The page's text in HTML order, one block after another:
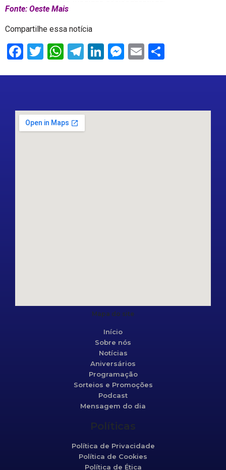
Fonte: Oeste Mais
Compartilhe essa notícia
Facebook
Twitter
WhatsApp
Telegram
LinkedIn
Messenger
Email
Mapa do site
Início
Sobre nós
Notícias
Aniversários
Programação
Sorteios e Promoções
Podcast
Mensagem do dia
Políticas
Política de Privacidade
Política de Cookies
Política de Ética